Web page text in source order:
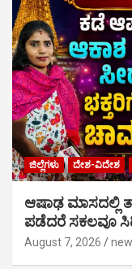
ಜಿಲ್ಲೆಗಳು ದೇಶ-ವಿದೇಶ
ಆಷಾಢ ಮಾಸದಲ್ಲಿ
ಪಡೆದರೆ ಸಕಲವೂ
August 7, 2026